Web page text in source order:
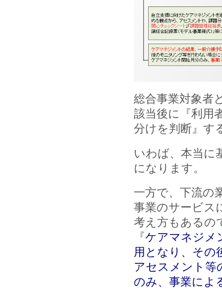
総合事業対象者
該当後に『利用
分けを判断』す
いわば、本当に
になります。
一方で、下流の
事業のサービス
考え方もあるの
『ケアマネジメ
用となり、その
アセスメント等
のみ、事業によ